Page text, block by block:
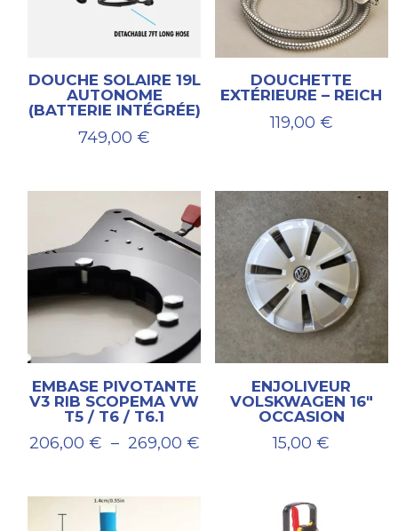
DOUCHE SOLAIRE 19L
AUTONOME
(BATTERIE INTÉGRÉE)
749,00€
DOUCHETTE
EXTÉRIEURE – REICH
119,00 €
EMBASE PIVOTANTE
V3 RIB SCOPEMA VW
T5 / T6 / T6.1
206,00 € – 269,00 €Plage
ENJOLIVEUR
VOLSKWAGEN 16″
OCCASION
15,00€